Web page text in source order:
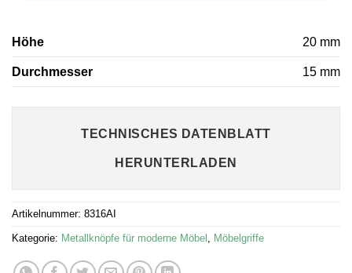
Höhe 20 mm
Durchmesser 15 mm
TECHNISCHES DATENBLATT
HERUNTERLADEN
Artikelnummer: 8316AI
Kategorie: Metallknöpfe für moderne Möbel , Möbelgriffe